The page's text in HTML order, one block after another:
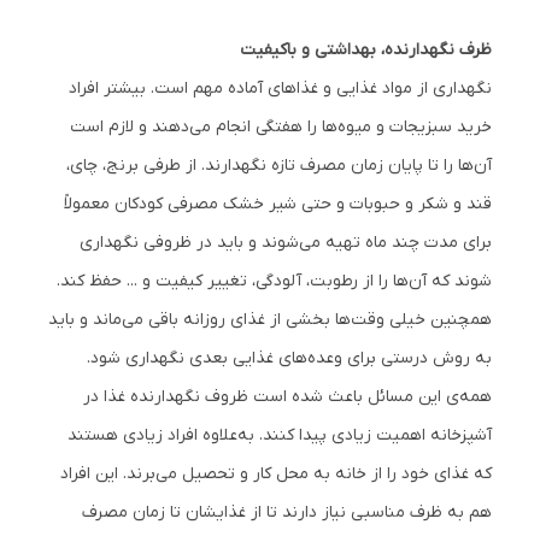
ظرف نگهدارنده، بهداشتی و باکیفیت
نگهداری از مواد غذایی و غذاهای آماده مهم است. بیشتر افراد
خرید سبزیجات و میوه‌ها را هفتگی انجام می‌دهند و لازم است
آن‌ها را تا پایان زمان مصرف تازه نگهدارند. از طرفی برنج، چای،
قند و شکر و حبوبات و حتی شیر خشک مصرفی کودکان معمولاً
برای مدت چند ماه تهیه می‌شوند و باید در ظروفی نگهداری
شوند که آن‌ها را از رطوبت، آلودگی، تغییر کیفیت و ... حفظ کند.
همچنین خیلی وقت‌ها بخشی از غذای روزانه باقی می‌ماند و باید
به روش درستی برای وعده‌های غذایی بعدی نگهداری شود.
همه‌ی این مسائل باعث شده است ظروف نگهدارنده غذا در
آشپزخانه اهمیت زیادی پیدا کنند. به‌علاوه افراد زیادی هستند
که غذای خود را از خانه به محل کار و تحصیل می‌برند. این افراد
هم به ظرف مناسبی نیاز دارند تا از غذایشان تا زمان مصرف